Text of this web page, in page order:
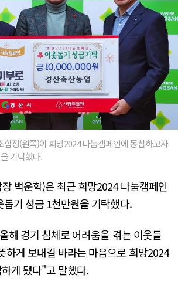
합장(왼쪽)이 희망2024 나눔캠페인에 동참하고자
기탁했다.
백운학)은 최근 희망2024 나눔캠페인
돕기 성금 1천만원을 기탁했다.
해 경기 침체로 어려움을 겪는 이웃들
하게 보내길 바라는 마음으로 희망2024
게 됐다"고 말했다.